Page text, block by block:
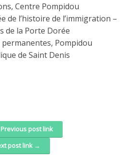
Centre Pompidou
de l’histoire de l’immigration –
de la Porte Dorée
Pompidou
de Saint Denis
post link
post link →